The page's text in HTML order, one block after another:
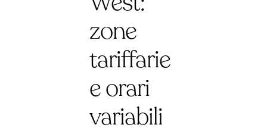
zone
tariffarie
e orari
variabili